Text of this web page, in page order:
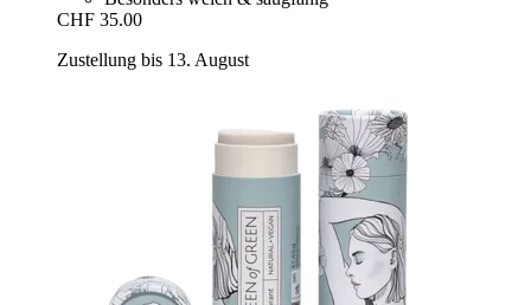
CHF 35.00
Zustellung bis 13. August